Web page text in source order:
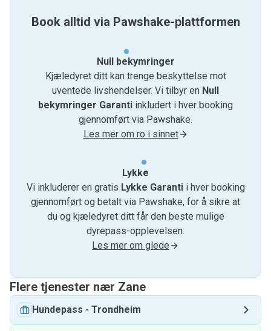
Book alltid via Pawshake-plattformen
Null bekymringer
Kjæledyret ditt kan trenge beskyttelse mot
uventede livshendelser. Vi tilbyr en Null
bekymringer Garanti inkludert i hver booking
gjennomført via Pawshake.
Les mer om ro i sinnet
Lykke
Vi inkluderer en gratis Lykke Garantii hver booking
gjennomført og betalt via Pawshake, for å sikre at
du og kjæledyret ditt får den beste mulige
dyrepass-opplevelsen.
Les mer om glede
Flere tjenester nær Zane
Hundepass - Trondheim